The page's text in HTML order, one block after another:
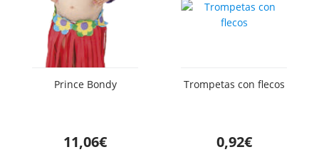
Prince Bondy
11,06€
Trompetas con flecos
0,92€